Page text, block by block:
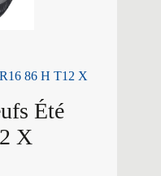
86 H T12 X
Été
X